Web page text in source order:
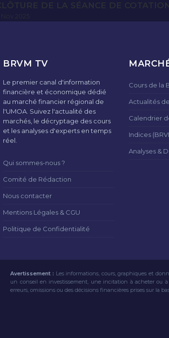
CLÔTURE DE LA SÉANCE DE
BRVM TV
Le premier canal d'information
financière et économique dédié
au marché financier régional de
l'UMOA. Suivez l'actualité des
marchés, le décryptage des cours
et les analyses d'experts en temps
réel.
Qui sommes-nous ?
Comité de Rédaction
Nous contacter
Mentions Légales & CGU
Politique de Confidentialité
Cours de la
Actualités
Calendrier
Indices
Analyses &
Avertissement : Les informations, cours, graphiques et
un conseil en investissement, une incitation à acheter ou
erreurs, omissions ou des décisions financières prises sur la